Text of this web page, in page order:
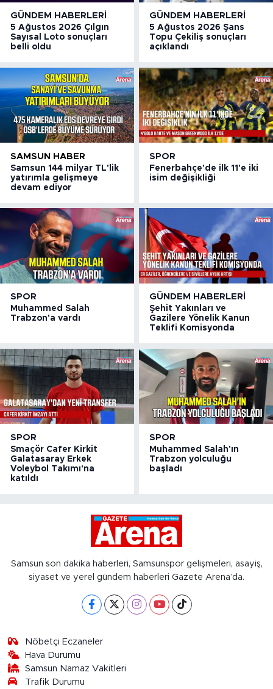
GÜNDEM HABERLERI
5 Ağustos 2026 Çılgın
Sayısal Loto sonuçları
belli oldu
GÜNDEM HABERLERI
5 Ağustos 2026 Şans
Topu Çekiliş sonuçları
açıklandı
SAMSUN HABER
Samsun 144 milyar TL'lik
yatırımla gelişmeye
devam ediyor
SPOR
Fenerbahçe'de ilk 11'e iki
isim değişikliği
SPOR
Muhammed Salah
Trabzon'a vardı
GÜNDEM HABERLERI
Şehit Yakınları ve
Gazilere Yönelik Kanun
Teklifi Komisyonda
SPOR
Smaçör Cafer Kirkit
Galatasaray Erkek
Voleybol Takımı'na
katıldı
SPOR
Muhammed Salah'ın
Trabzon yolculuğu
başladı
Samsun son dakika haberleri, Samsunspor gelişmeleri, asayiş,
siyaset ve yerel gündem haberleri Gazete Arena’da.
Nöbetçi Eczaneler
Hava Durumu
Samsun Namaz Vakitleri
Trafik Durumu